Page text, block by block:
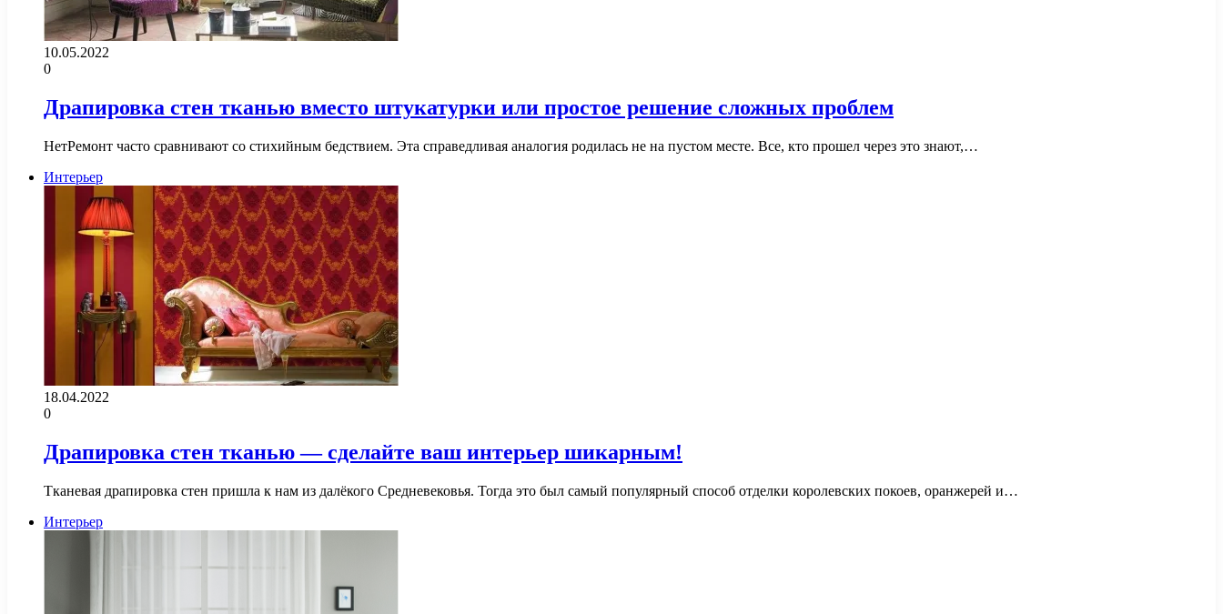
10.05.2022
0
Драпировка стен тканью вместо штукатурки или простое решение сложных проблем
НетРемонт часто сравнивают со стихийным бедствием. Эта справедливая аналогия родилась не на пустом месте. Все, кто прошел через это знают,…
Интерьер
18.04.2022
0
Драпировка стен тканью — сделайте ваш интерьер шикарным!
Тканевая драпировка стен пришла к нам из далёкого Средневековья. Тогда это был самый популярный способ отделки королевских покоев, оранжерей и…
Интерьер